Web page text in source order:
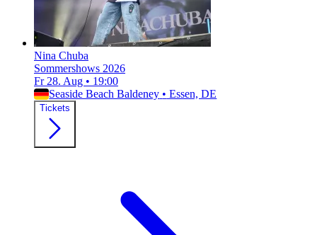
Nina Chuba
Sommershows 2026
Fr 28. Aug • 19:00
Seaside Beach Baldeney • Essen, DE
Tickets